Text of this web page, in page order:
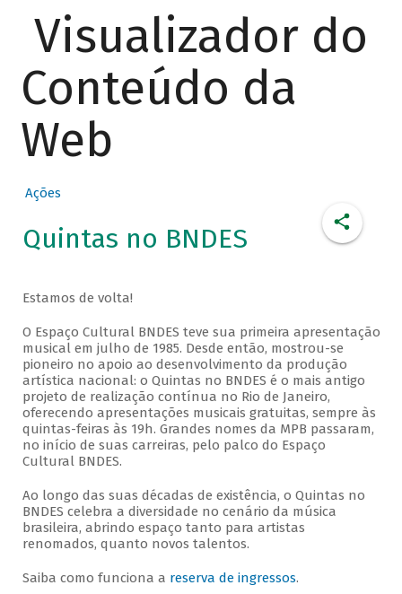
Visualizador do
Conteúdo da
Web
Ações
Quintas no BNDES
Estamos de volta!
O Espaço Cultural BNDES teve sua primeira apresentação
musical em julho de 1985. Desde então, mostrou-se
pioneiro no apoio ao desenvolvimento da produção
artística nacional: o Quintas no BNDES é o mais antigo
projeto de realização contínua no Rio de Janeiro,
oferecendo apresentações musicais gratuitas, sempre às
quintas-feiras às 19h. Grandes nomes da MPB passaram,
no início de suas carreiras, pelo palco do Espaço
Cultural BNDES.
Ao longo das suas décadas de existência, o Quintas no
BNDES celebra a diversidade no cenário da música
brasileira, abrindo espaço tanto para artistas
renomados, quanto novos talentos.
Saiba como funciona a reserva de ingressos.